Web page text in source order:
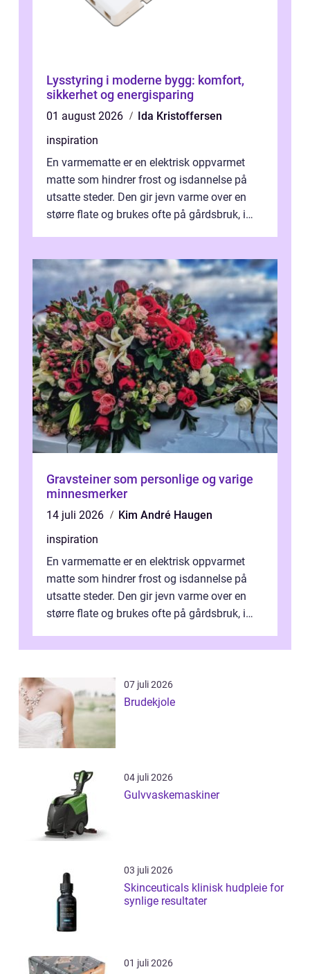
Lysstyring i moderne bygg: komfort,
sikkerhet og energisparing
01 august 2026
Ida Kristoffersen
inspiration
En varmematte er en elektrisk oppvarmet
matte som hindrer frost og isdannelse på
utsatte steder. Den gir jevn varme over en
større flate og brukes ofte på gårdsbruk, i
Gravsteiner som personlige og varige
minnesmerker
14 juli 2026
Kim André Haugen
inspiration
En varmematte er en elektrisk oppvarmet
matte som hindrer frost og isdannelse på
utsatte steder. Den gir jevn varme over en
større flate og brukes ofte på gårdsbruk, i
07 juli 2026
Brudekjole
04 juli 2026
Gulvvaskemaskiner
03 juli 2026
Skinceuticals klinisk hudpleie for
synlige resultater
01 juli 2026